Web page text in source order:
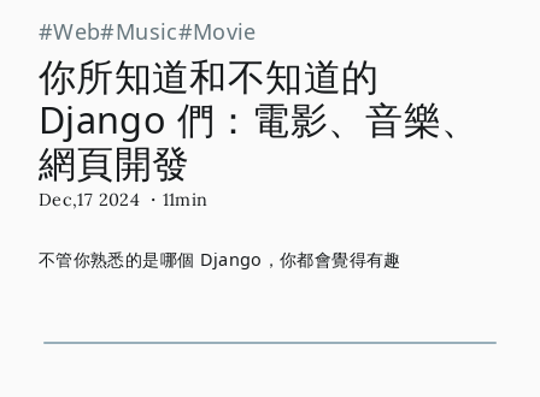
Web Music Movie
你所知道和不知道的
Django 們：電影、音樂、
網頁開發
Dec,17 2024・11min
不管你熟悉的是哪個 Django，你都會覺得有趣